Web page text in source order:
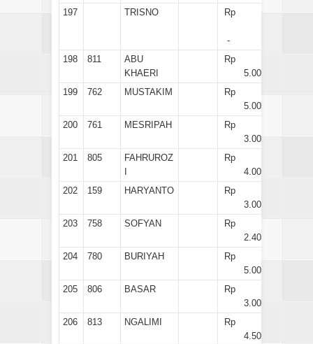
197
TRISNO Rp
-
198
811
ABU
KHAERI
Rp
5.000
199
762 MUSTAKIM
Rp
5.000
200
761 MESRIPAH
Rp
3.000
201
805
FAHRUROZ
Rp
4.000
202
159 HARYANTO
Rp
3.000
203
758 SOFYAN
Rp
2.400
204
780 BURIYAH
Rp
5.000
205
806 BASAR
Rp
3.000
206
813 NGALIMI
Rp
4.500